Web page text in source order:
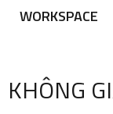
WORKSPACE
KHÔNG